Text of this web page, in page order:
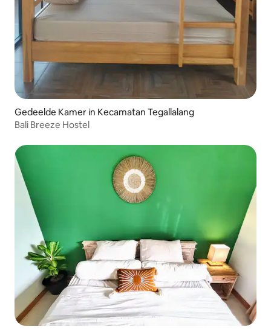
Gedeelde Kamer in Kecamatan Tegallalang
Bali Breeze Hostel